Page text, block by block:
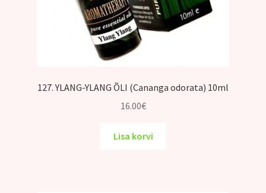
127. YLANG-YLANG ÕLI (Cananga odorata) 10ml
16.00€
Lisa korvi